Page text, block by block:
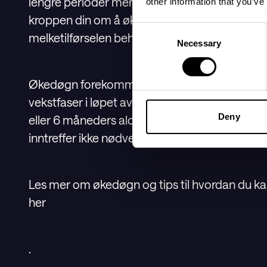
Necessary
Deny
kroppen din om å øke melkemengden. Etter
melketilførselen behovet, og økedøgnene
Økedøgn forekommer ofte i forbindelse med
vekstfaser i løpet av de første månedene er
eller 6 måneders alder. Alle babyer er
inntreffer ikke nødvendigvis på disse
Les mer om økedøgn og tips til hvordan du
her
.